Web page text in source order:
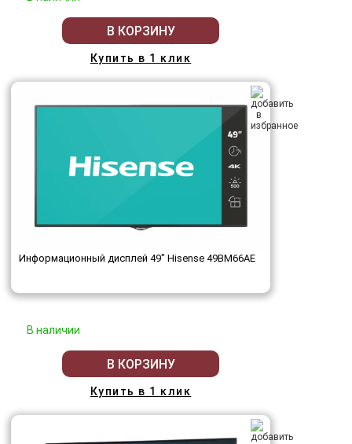
В КОРЗИНУ
Купить в 1 клик
Информационный дисплей 49" Hisense 49BM66AE
В наличии
В КОРЗИНУ
Купить в 1 клик